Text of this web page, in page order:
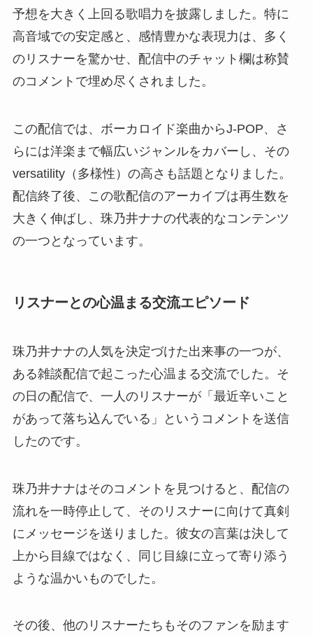
予想を大きく上回る歌唱力を披露しました。特に
高音域での安定感と、感情豊かな表現力は、多く
のリスナーを驚かせ、配信中のチャット欄は称賛
のコメントで埋め尽くされました。
この配信では、ボーカロイド楽曲からJ-POP、さ
らには洋楽まで幅広いジャンルをカバーし、その
versatility（多様性）の高さも話題となりました。
配信終了後、この歌配信のアーカイブは再生数を
大きく伸ばし、珠乃井ナナの代表的なコンテンツ
の一つとなっています。
リスナーとの心温まる交流エピソード
珠乃井ナナの人気を決定づけた出来事の一つが、
ある雑談配信で起こった心温まる交流でした。そ
の日の配信で、一人のリスナーが「最近辛いこと
があって落ち込んでいる」というコメントを送信
したのです。
珠乃井ナナはそのコメントを見つけると、配信の
流れを一時停止して、そのリスナーに向けて真剣
にメッセージを送りました。彼女の言葉は決して
上から目線ではなく、同じ目線に立って寄り添う
ような温かいものでした。
その後、他のリスナーたちもそのファンを励ます